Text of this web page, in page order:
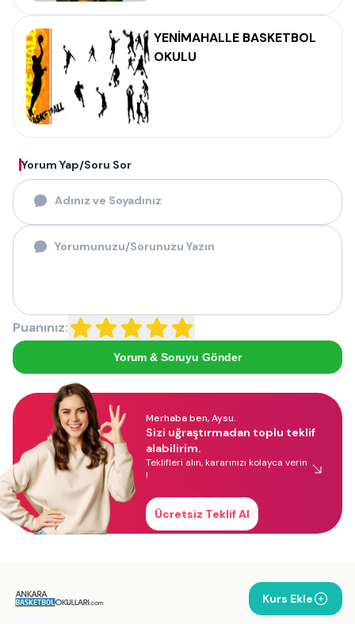
YENİMAHALLE BASKETBOL
OKULU
Yorum Yap/Soru Sor
Puanınız:
Yorum & Soruyu Gönder
Merhaba ben, Aysu.
Sizi uğraştırmadan toplu teklif
alabilirim.
Teklifleri alın, kararınızı kolayca verin
!
Ücretsiz Teklif Al
Kurs Ekle